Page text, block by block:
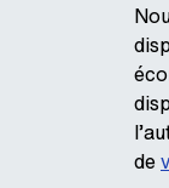
de